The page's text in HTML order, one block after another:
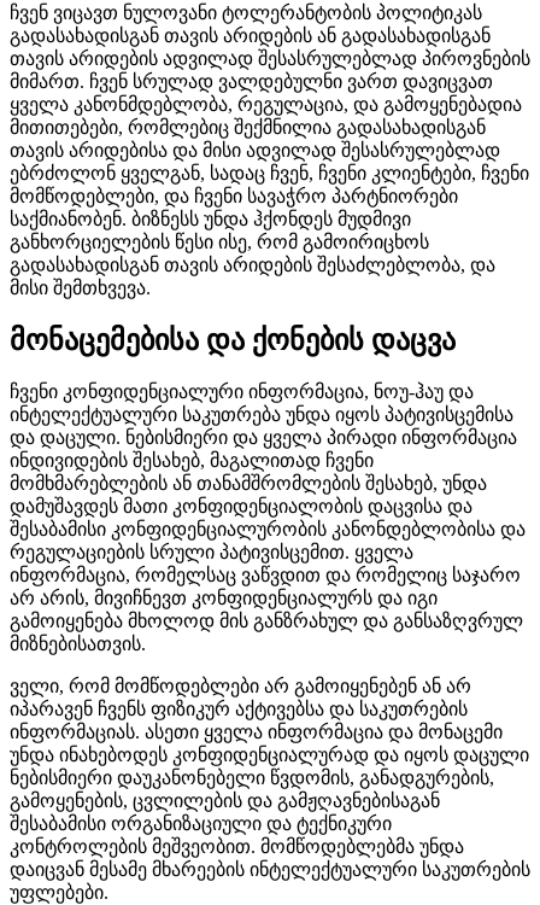
ჩვენ ვიცავთ ნულოვანი ტოლერანტობის პოლიტიკას
გადასახადისგან თავის არიდების ან გადასახადისგან
თავის არიდების ადვილად შესასრულებლად პიროვნების
მიმართ. ჩვენ სრულად ვალდებულნი ვართ დავიცვათ
ყველა კანონმდებლობა, რეგულაცია, და გამოყენებადია
მითითებები, რომლებიც შექმნილია გადასახადისგან
თავის არიდებისა და მისი ადვილად შესასრულებლად
ებრძოლონ ყველგან, სადაც ჩვენ, ჩვენი კლიენტები, ჩვენი
მომწოდებლები, და ჩვენი სავაჭრო პარტნიორები
საქმიანობენ. ბიზნესს უნდა ჰქონდეს მუდმივი
განხორციელების წესი ისე, რომ გამოირიცხოს
გადასახადისგან თავის არიდების შესაძლებლობა, და
მისი შემთხვევა.
მონაცემებისა და ქონების დაცვა
ჩვენი კონფიდენციალური ინფორმაცია, ნოუ‑ჰაუ და
ინტელექტუალური საკუთრება უნდა იყოს პატივისცემისა
და დაცული. ნებისმიერი და ყველა პირადი ინფორმაცია
ინდივიდების შესახებ, მაგალითად ჩვენი
მომხმარებლების ან თანამშრომლების შესახებ, უნდა
დამუშავდეს მათი კონფიდენციალობის დაცვისა და
შესაბამისი კონფიდენციალურობის კანონდებლობისა და
რეგულაციების სრული პატივისცემით. ყველა
ინფორმაცია, რომელსაც ვაწვდით და რომელიც საჯარო
არ არის, მივიჩნევთ კონფიდენციალურს და იგი
გამოიყენება მხოლოდ მის განზრახულ და განსაზღვრულ
მიზნებისათვის.
ველი, რომ მომწოდებლები არ გამოიყენებენ ან არ
იპარავენ ჩვენს ფიზიკურ აქტივებსა და საკუთრების
ინფორმაციას. ასეთი ყველა ინფორმაცია და მონაცემი
უნდა ინახებოდეს კონფიდენციალურად და იყოს დაცული
ნებისმიერი დაუკანონებელი წვდომის, განადგურების,
გამოყენების, ცვლილების და გამჟღავნებისაგან
შესაბამისი ორგანიზაციული და ტექნიკური
კონტროლების მეშვეობით. მომწოდებლებმა უნდა
დაიცვან მესამე მხარეების ინტელექტუალური საკუთრების
უფლებები.